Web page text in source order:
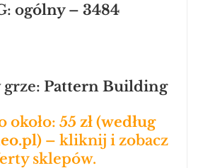
ogólny – 3484
Pattern Building
około: 55 zł (według
– kliknij i zobacz
sklepów.